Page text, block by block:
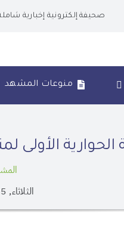
صحيفة إلكترونية إخبارية شاملة
منوعات المشهد
الحوارية
الثلاثاء, 25 فبراير, 2025